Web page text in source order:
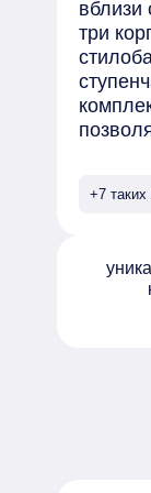
вблизи
три
лобби
+7